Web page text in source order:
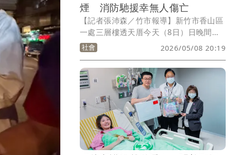
煙 消防馳援幸無人傷亡
【記者張沛森／竹市報導】新竹市香山區
一處三層樓透天厝今天（8日）日晚間發
生火警，現場二樓濃煙不斷竄出，消防人
員據報到場後在15分鐘內撲滅火勢，所幸
無人員傷亡受困，起火原因及財物損失調
查中。
社會 2026/05/08 20:19